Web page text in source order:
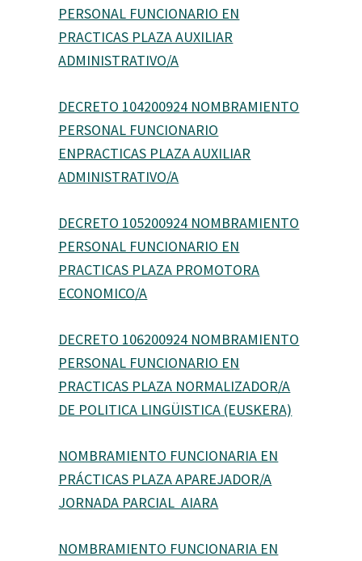
PERSONAL FUNCIONARIO EN
PRACTICAS PLAZA AUXILIAR
ADMINISTRATIVO/A
DECRETO 104200924 NOMBRAMIENTO
PERSONAL FUNCIONARIO
ENPRACTICAS PLAZA AUXILIAR
ADMINISTRATIVO/A
DECRETO 105200924 NOMBRAMIENTO
PERSONAL FUNCIONARIO EN
PRACTICAS PLAZA PROMOTORA
ECONOMICO/A
DECRETO 106200924 NOMBRAMIENTO
PERSONAL FUNCIONARIO EN
PRACTICAS PLAZA NORMALIZADOR/A
DE POLITICA LINGÜISTICA (EUSKERA)
NOMBRAMIENTO FUNCIONARIA EN
PRÁCTICAS PLAZA APAREJADOR/A
JORNADA PARCIAL AIARA
NOMBRAMIENTO FUNCIONARIA EN